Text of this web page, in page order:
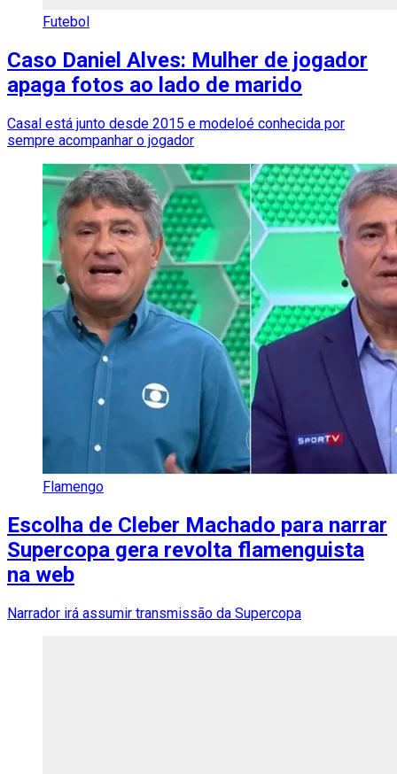
Futebol
Caso Daniel Alves: Mulher de jogador
apaga fotos ao lado de marido
Casal está junto desde 2015 e modeloé conhecida por
sempre acompanhar o jogador
Flamengo
Escolha de Cleber Machado para narrar
Supercopa gera revolta flamenguista
na web
Narrador irá assumir transmissão da Supercopa